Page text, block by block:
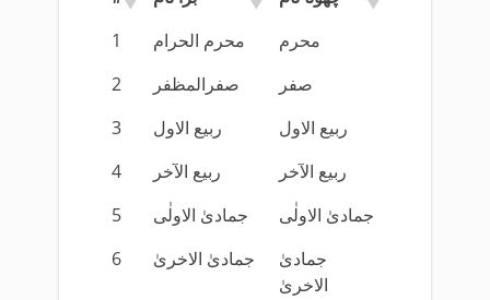
1
محرم الحرام
محرم
2
صفرالمظفر
صفر
3
ربیع الاول
ربیع الاول
4
ربیع الآخر
ربیع الآخر
5
جمادیٰ الاولٰی
جمادیٰ الاولٰی
6
جمادیٰ الاخریٰ
جمادیٰ
الاخریٰ